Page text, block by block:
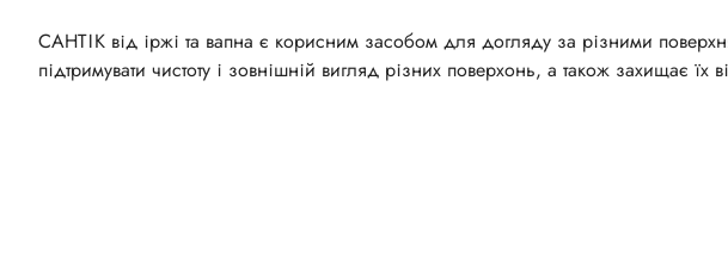
САНТІК від іржі та вапна є корисним засобом для догляду за різними
підтримувати чистоту і зовнішній вигляд різних поверхонь, а також захищає їх